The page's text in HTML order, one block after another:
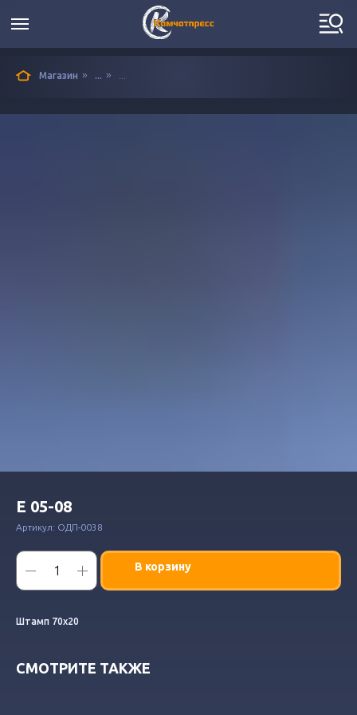
Магазин » ... »
Е 05-08
Артикул: ОДП-0038
В корзину
Штамп 70х20
СМОТРИТЕ ТАКЖЕ